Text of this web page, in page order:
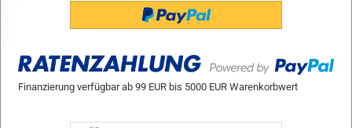
Finanzierung verfügbar ab 99 EUR bis 5000 EUR Warenkorbwert